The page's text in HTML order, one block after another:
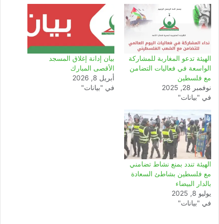
الهيئة تدعو المغاربة للمشاركة
الواسعة في فعاليات التضامن
مع فلسطين
نوفمبر 28, 2025
في "بيانات"
بيان إدانة إغلاق المسجد
الأقصى المبارك
أبريل 8, 2026
في "بيانات"
الهيئة تندد بمنع نشاط تضامني
مع فلسطين بشاطئ السعادة
بالدار البيضاء
يوليو 8, 2025
في "بيانات"